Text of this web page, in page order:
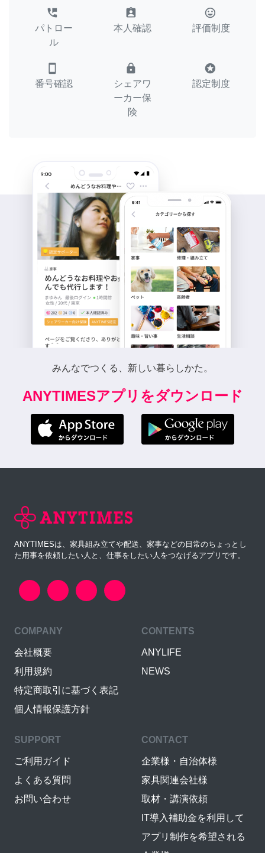
perm_phone_msg
パトロー
ル
assignment_ind
本人確認
tag_faces
評価制度
smartphone
番号確認
lock
シェアワ
ーカー保
険
stars
認定制度
みんなでつくる、新しい暮らしかた。
ANYTIMESアプリをダウンロード
ANYTIMESは、家具組み立てや配送、家事などの日常のちょっとし
た用事を依頼したい人と、仕事をしたい人をつなげるアプリです。
COMPANY
会社概要
利用規約
特定商取引に基づく表記
個人情報保護方針
CONTENTS
ANYLIFE
NEWS
SUPPORT
ご利用ガイド
よくある質問
お問い合わせ
CONTACT
企業様・自治体様
家具関連会社様
取材・講演依頼
IT導入補助金を利用して
アプリ制作を希望される